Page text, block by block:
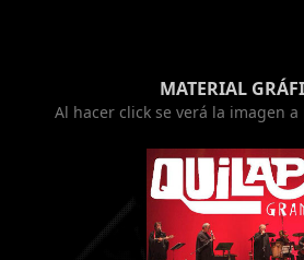
MATERIAL
Al hacer click se verá la imagen